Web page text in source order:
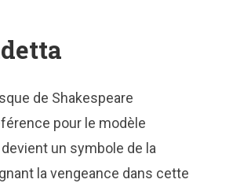
de Shakespeare
pour le modèle
un symbole de la
la vengeance dans cette